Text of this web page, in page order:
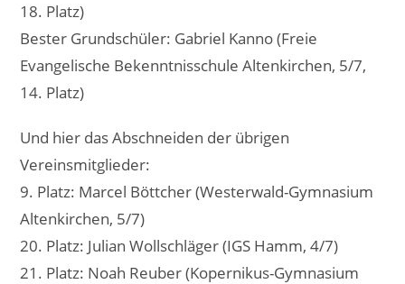
18. Platz)
Bester Grundschüler: Gabriel Kanno (Freie
Evangelische Bekenntnisschule Altenkirchen, 5/7,
14. Platz)
Und hier das Abschneiden der übrigen
Vereinsmitglieder:
9. Platz: Marcel Böttcher (Westerwald-Gymnasium
Altenkirchen, 5/7)
20. Platz: Julian Wollschläger (IGS Hamm, 4/7)
21. Platz: Noah Reuber (Kopernikus-Gymnasium